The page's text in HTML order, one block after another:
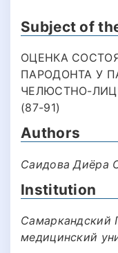
Subject of
ОЦЕНКА
ПАРОДОНТА У
ЧЕЛЮСТНО-
(87-91)
Authors
Саидова Диёра
Institution
Самаркандский
медицинский